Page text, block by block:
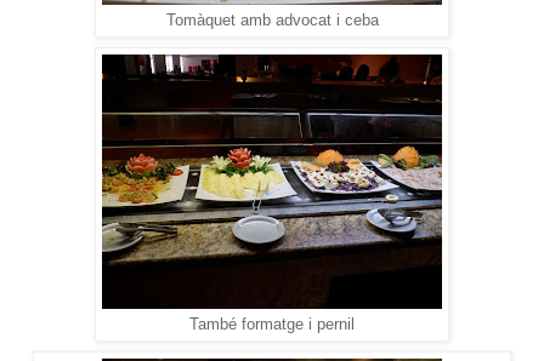
Tomàquet amb advocat i ceba
També formatge i pernil